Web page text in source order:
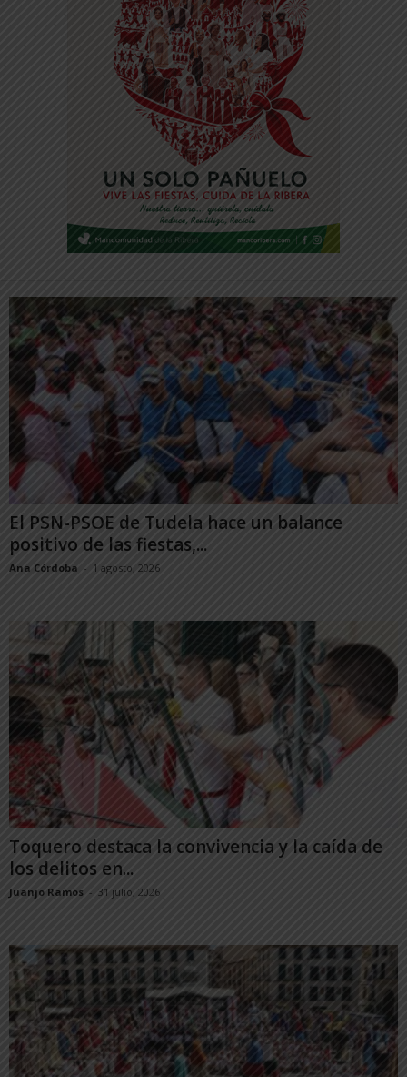
El PSN-PSOE de Tudela hace un balance
positivo de las fiestas,...
Ana Córdoba - 1 agosto, 2026
Toquero destaca la convivencia y la caída de
los delitos en...
Juanjo Ramos - 31 julio, 2026